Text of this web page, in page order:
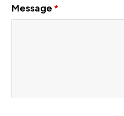
Message *